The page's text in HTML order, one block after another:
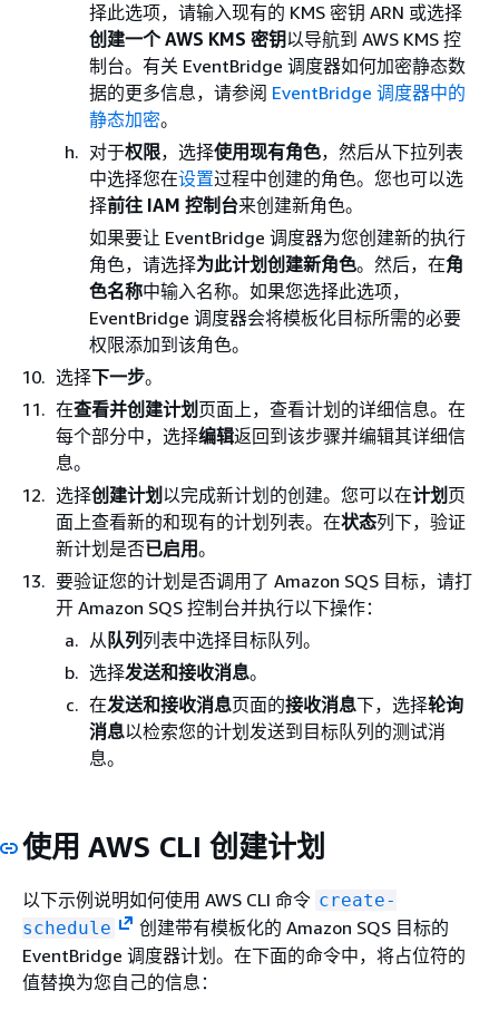
择此选项，请输入现有的 KMS 密钥 ARN 或选择
创建一个 AWS KMS 密钥以导航到 AWS KMS 控
制台。有关 EventBridge 调度器如何加密静态数
据的更多信息，请参阅 EventBridge 调度器中的
静态加密。
对于权限，选择使用现有角色，然后从下拉列表
中选择您在设置过程中创建的角色。您也可以选
择前往 IAM 控制台来创建新角色。
如果要让 EventBridge 调度器为您创建新的执行
角色，请选择为此计划创建新角色。然后，在角
色名称中输入名称。如果您选择此选项，
EventBridge 调度器会将模板化目标所需的必要
权限添加到该角色。
选择下一步。
在查看并创建计划 页面上，查看计划的详细信息。在
每个部分中，选择编辑返回到该步骤并编辑其详细信
息。
选择创建计划 以完成新计划的创建。您可以在计划 页
面上查看新的和现有的计划列表。在状态列下，验证
新计划是否已启用。
要验证您的计划是否调用了 Amazon SQS 目标，请打
开 Amazon SQS 控制台并执行以下操作：
从 队列 列表中选择目标队列。
选择发送和接收消息。
在发送和接收消息页面的接收消息下，选择轮询
消息以检索您的计划发送到目标队列的测试消
息。
使用 AWS CLI 创建计划
以下示例说明如何使用 AWS CLI 命令 create-
schedule
创建带有模板化的 Amazon SQS 目标的
EventBridge 调度器计划。在下面的命令中，将占位符的
值替换为您自己的信息：